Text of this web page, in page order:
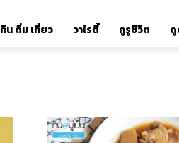
กิน ดื่ม เที่ยว วาไรตี้ กูรูชีวิต ดู